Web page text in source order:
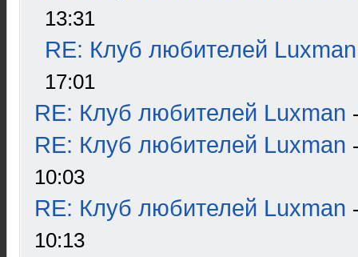
13:31
RE: Клуб любителей Luxman
17:01
RE: Клуб любителей Luxman
RE: Клуб любителей Luxman
10:03
RE: Клуб любителей Luxman
10:13